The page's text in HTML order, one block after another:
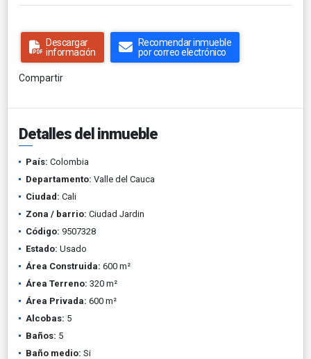
Descargar
información
Recomendar inmueble
por correo electrónico
Compartir
Detalles del inmueble
País: Colombia
Departamento: Valle del Cauca
Ciudad: Cali
Zona / barrio: Ciudad Jardin
Código: 9507328
Estado: Usado
Área Construida: 600 m²
Área Terreno: 320 m²
Área Privada: 600 m²
Alcobas: 5
Baños: 5
Baño medio: Si